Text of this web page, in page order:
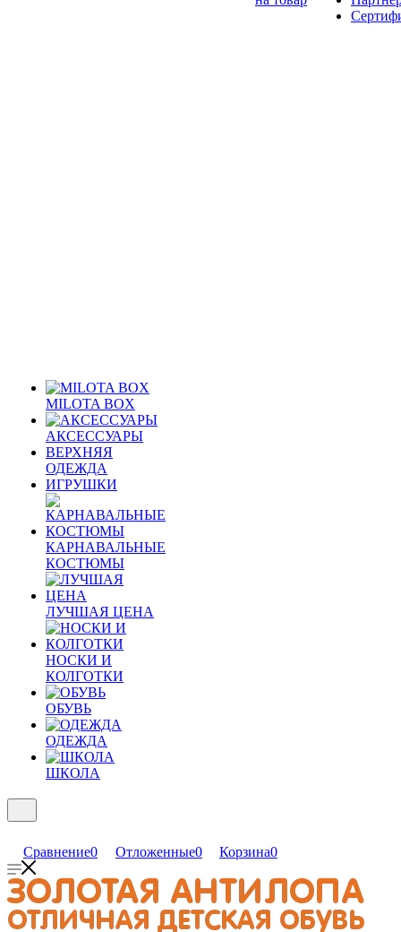
MILOTA BOX
АКСЕССУАРЫ
ВЕРХНЯЯ
ОДЕЖДА
ИГРУШКИ
КАРНАВАЛЬНЫЕ
КОСТЮМЫ
ЛУЧШАЯ ЦЕНА
НОСКИ И
КОЛГОТКИ
ОБУВЬ
ОДЕЖДА
ШКОЛА
Сравнение0 Отложенные0 Корзина0